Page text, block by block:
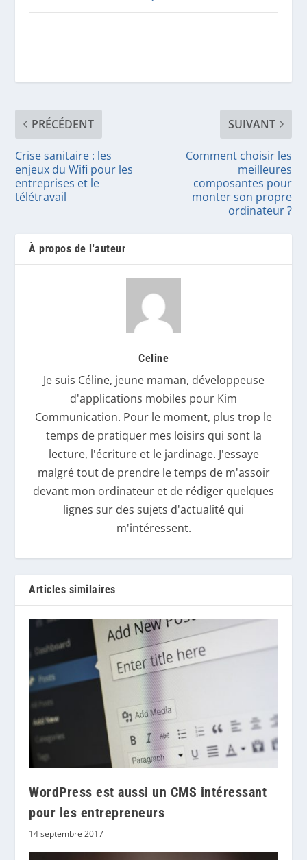
PRÉCÉDENT
Crise sanitaire : les
enjeux du Wifi pour les
entreprises et le
télétravail
SUIVANT
Comment choisir les
meilleures
composantes pour
monter son propre
ordinateur ?
À propos de l'auteur
Celine
Je suis Céline, jeune maman, développeuse
d'applications mobiles pour Kim
Communication. Pour le moment, plus trop le
temps de pratiquer mes loisirs qui sont la
lecture, l'écriture et le jardinage. J'essaye
malgré tout de prendre le temps de m'assoir
devant mon ordinateur et de rédiger quelques
lignes sur des sujets d'actualité qui
m'intéressent.
Articles similaires
WordPress est aussi un CMS intéressant
pour les entrepreneurs
14 septembre 2017